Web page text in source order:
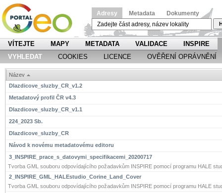
Adresy Metadata Dokumenty
VÍTEJTE MAPY METADATA VALIDACE
INSPIRE
VYHLEDAT
COOKIES LICENCE OVĚŘENÍ OPRÁVNĚNÍ
Název
Dlazdicove_sluzby_CR_v1.2
Metadatový profil ČR v4.3
Dlazdicove_sluzby_CR_v1.1
224_2023 Sb.
Dlazdicove_sluzby_CR
Návod k novému metadatovému editoru
3_INSPIRE_prace_s_datovymi_specifikacemi_20200717
Tvorba GML souboru odpovídajícího požadavkům INSPIRE pomocí programu HALE
2_INSPIRE_GML_HALEstudio_Corine_Land_Cover
Tvorba GML souboru odpovídajícího požadavkům INSPIRE pomocí programu HALE